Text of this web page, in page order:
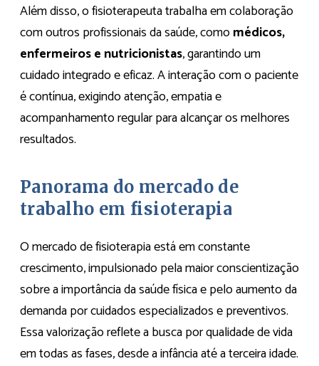
Além disso, o fisioterapeuta trabalha em colaboração
com outros profissionais da saúde, comomédicos,
enfermeiros e nutricionistas, garantindo um
cuidado integrado e eficaz. A interação com o paciente
é contínua, exigindo atenção, empatia e
acompanhamento regular para alcançar os melhores
resultados.
Panorama do mercado de
trabalho em fisioterapia
O mercado de fisioterapia está em constante
crescimento, impulsionado pela maior conscientização
sobre a importância da saúde física e pelo aumento da
demanda por cuidados especializados e preventivos.
Essa valorização reflete a busca por qualidade de vida
em todas as fases, desde a infância até a terceira idade.